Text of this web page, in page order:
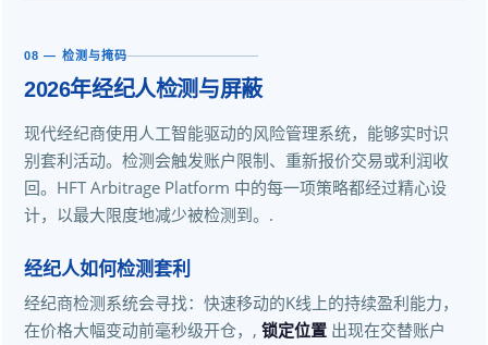
08 — 检测与掩码
2026年经纪人检测与屏蔽
现代经纪商使用人工智能驱动的风险管理系统，能够实时识
别套利活动。检测会触发账户限制、重新报价交易或利润收
回。HFT Arbitrage Platform 中的每一项策略都经过精心设
计，以最大限度地减少被检测到。.
经纪人如何检测套利
经纪商检测系统会寻找：快速移动的K线上的持续盈利能力，
在价格大幅变动前毫秒级开仓，, 锁定位置 出现在交替账户